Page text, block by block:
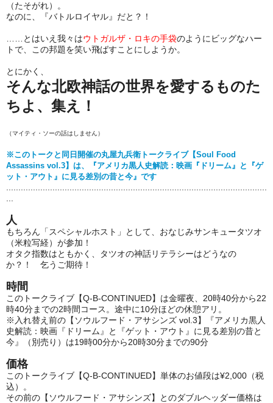
（たそがれ）。
なのに、『バトルロイヤル』だと？！
……とはいえ我々はウトガルザ・ロキの手袋のようにビッグなハー
トで、この邦題を笑い飛ばすことにしようか。
とにかく、
そんな北欧神話の世界を愛するものた
ちよ、集え！
（マイティ・ソーの話はしません）
※このトークと同日開催の丸屋九兵衛トークライブ【Soul Food
Assassins vol.3】は、『アメリカ黒人史解読：映画『ドリーム』と『ゲ
ット・アウト』に見る差別の昔と今』です
人
もちろん「スペシャルホスト」として、おなじみサンキュータツオ
（米粒写経）が参加！
オタク指数はともかく、タツオの神話リテラシーはどうなの
か？！ 乞うご期待！
時間
このトークライブ【Q-B-CONTINUED】は金曜夜、20時40分から22
時40分までの2時間コース。途中に10分ほどの休憩アリ。
※入れ替え前の【ソウルフード・アサシンズ vol.3】『アメリカ黒人
史解読：映画『ドリーム』と『ゲット・アウト』に見る差別の昔と
今』（別売り）は19時00分から20時30分までの90分
価格
このトークライブ【Q-B-CONTINUED】単体のお値段は¥2,000（税
込）。
その前の【ソウルフード・アサシンズ】とのダブルヘッダー価格は